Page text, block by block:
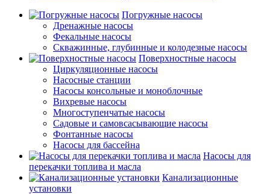
Погружные насосы
Дренажные насосы
Фекальные насосы
Скважинные, глубинные и колодезные насосы
Поверхностные насосы
Циркуляционные насосы
Насосные станции
Насосы консольные и моноблочные
Вихревые насосы
Многоступенчатые насосы
Садовые и самовсасывающие насосы
Фонтанные насосы
Насосы для бассейна
Насосы для
перекачки топлива и масла
Канализационные
установки